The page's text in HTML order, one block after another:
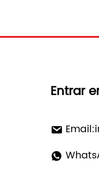
Entrar
Email: